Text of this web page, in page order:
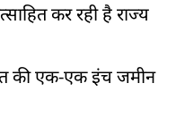
कर रही है राज्य
की एक-एक इंच जमीन